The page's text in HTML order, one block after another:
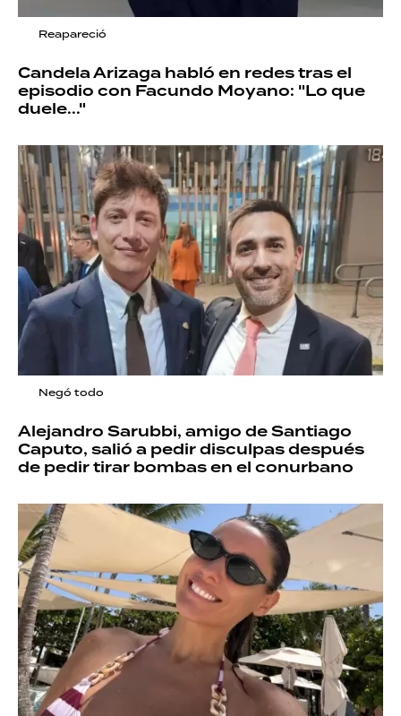
Reapareció
Candela Arizaga habló en redes tras el
episodio con Facundo Moyano: "Lo que
duele..."
Negó todo
Alejandro Sarubbi, amigo de Santiago
Caputo, salió a pedir disculpas después
de pedir tirar bombas en el conurbano